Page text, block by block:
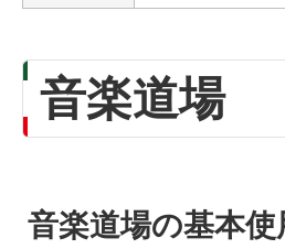
音楽道場
音楽道場の基本使